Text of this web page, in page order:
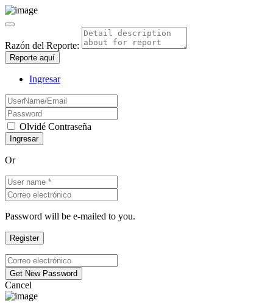
Razón del Reporte:
Reporte aquí
Ingresar
Olvidé Contraseña
Or
Password will be e-mailed to you.
Cancel